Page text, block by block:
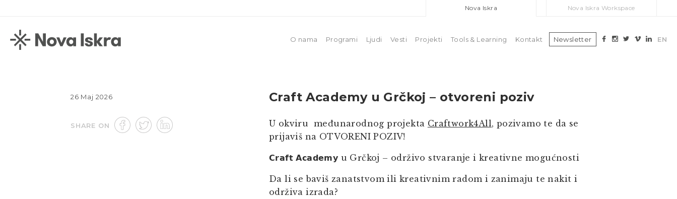
Nova Iskra Nova Iskra Workspace
O nama Programi Ljudi Vesti Projekti Tools & Learning Kontakt Newsletter EN
26 Maj 2026 Craft Academy u Grčkoj – otvoreni poziv
SHARE ON U okviru međunarodnog projekta Craftwork4All, pozivamo te da se
prijaviš na OTVORENI POZIV!
𝗖𝗿𝗮𝗳𝘁 𝗔𝗰𝗮𝗱𝗲𝗺𝘆 u Grčkoj – održivo stvaranje i kreativne mogućnosti
Da li se baviš zanatstvom ili kreativnim radom i zanimaju te nakit i
održiva izrada?